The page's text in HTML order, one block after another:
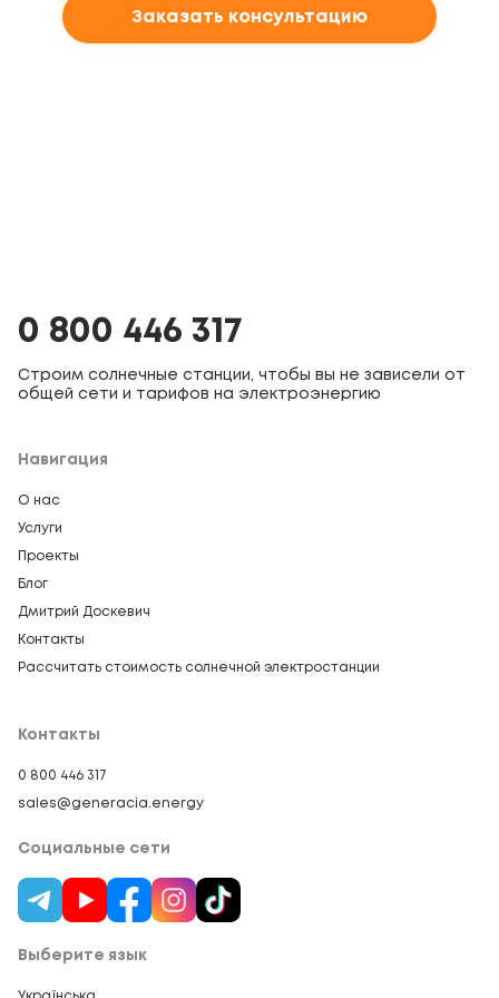
Заказать консультацию
0 800 446 317
Строим солнечные станции, чтобы вы не зависели от
общей сети и тарифов на электроэнергию
Навигация
О нас
Услуги
Проекты
Блог
Дмитрий Доскевич
Контакты
Рассчитать стоимость солнечной электростанции
Контакты
0 800 446 317
sales@generacia.energy
Социальные сети
Выберите язык